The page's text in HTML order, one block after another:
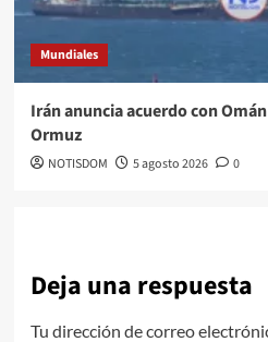
Mundiales
Irán anuncia acuerdo con
Ormuz
NOTISDOM 5 agosto 2026 0
Deja una respuesta
Tu dirección de correo